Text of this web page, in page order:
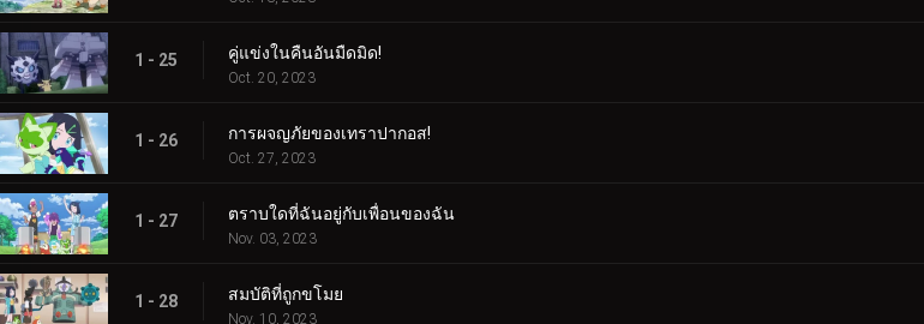
1 - 25 คู่แข่งในคืนอันมืดมิด!
Oct. 20, 2023
1 - 26 การผจญภัยของเทราปากอส!
Oct. 27, 2023
1 - 27 ตราบใดที่ฉันอยู่กับเพื่อนของฉัน
Nov. 03, 2023
1 - 28 สมบัติที่ถูกขโมย
Nov. 10, 2023